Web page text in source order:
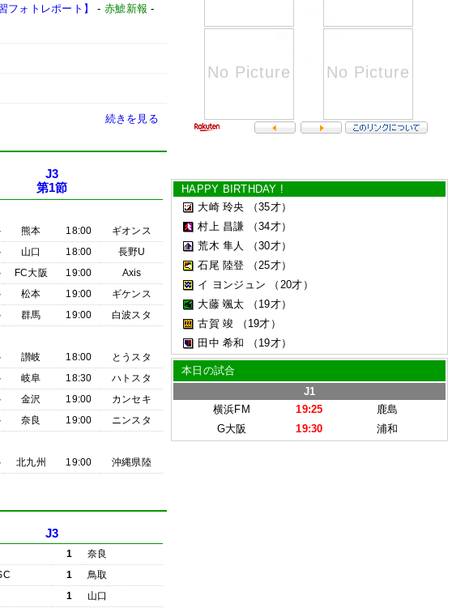
ォトレポート】 -赤鯱新報 -
続きを見る
J3
第1節
熊本 18:00
ギオンス
山口 18:00
長野U
FC大阪 19:00
Axis
松本 19:00
ギケンス
群馬 19:00
白波スタ
讃岐 18:00
とうスタ
岐阜 18:30
ハトスタ
金沢 19:00
カンセキ
奈良 19:00
ニンスタ
北九州 19:00 沖縄県陸
J3
1
奈良
1
鳥取
1
山口
HAPPY BIRTHDAY !
大崎 玲央
（35才）
村上 昌謙
（34才）
荒木 隼人
（30才）
石尾 陸登
（25才）
イ ヨンジュン
（20才）
大藤 颯太
（19才）
古賀 竣
（19才）
田中 希和
（19才）
本日の試合
J1
横浜FM
19:25
鹿島
G大阪
19:30 浦和